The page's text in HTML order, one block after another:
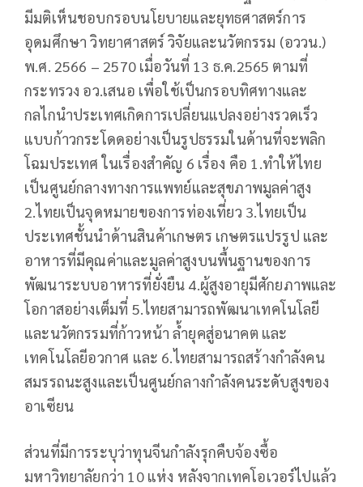
มีมติเห็นชอบกรอบนโยบายและยุทธศาสตร์การ
อุดมศึกษา วิทยาศาสตร์ วิจัยและนวัตกรรม (อววน.)
พ.ศ. 2566 – 2570 เมื่อวันที่ 13 ธ.ค.2565 ตามที่
กระทรวง อว.เสนอ เพื่อใช้เป็นกรอบทิศทางและ
กลไกนำประเทศเกิดการเปลี่ยนแปลงอย่างรวดเร็ว
แบบก้าวกระโดดอย่างเป็นรูปธรรมในด้านที่จะพลิก
โฉมประเทศ ในเรื่องสำคัญ 6 เรื่อง คือ 1.ทำให้ไทย
เป็นศูนย์กลางทางการแพทย์และสุขภาพมูลค่าสูง
2.ไทยเป็นจุดหมายของการท่องเที่ยว 3.ไทยเป็น
ประเทศชั้นนำด้านสินค้าเกษตร เกษตรแปรรูป และ
อาหารที่มีคุณค่าและมูลค่าสูงบนพื้นฐานของการ
พัฒนาระบบอาหารที่ยั่งยืน 4.ผู้สูงอายุมีศักยภาพและ
โอกาสอย่างเต็มที่ 5.ไทยสามารถพัฒนาเทคโนโลยี
และนวัตกรรมที่ก้าวหน้า ล้ำยุคสู่อนาคต และ
เทคโนโลยีอวกาศ และ 6.ไทยสามารถสร้างกำลังคน
สมรรถนะสูงและเป็นศูนย์กลางกำลังคนระดับสูงของ
อาเซียน
ส่วนที่มีการระบุว่าทุนจีนกำลังรุกคืบจ้องซื้อ
มหาวิทยาลัยกว่า 10 แห่ง หลังจากเทคโอเวอร์ไปแล้ว